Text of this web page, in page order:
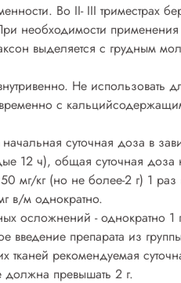
Во II- III триместрах
необходимости
выделяется с грудным
Не использовать
с
суточная доза в
12 ч), общая суточная доза
мг/кг (но не более-2 г) 1 раз
в/м однократно.
осложнений - однократно
введение препарата из
рекомендуемая
должна превышать 2 г.